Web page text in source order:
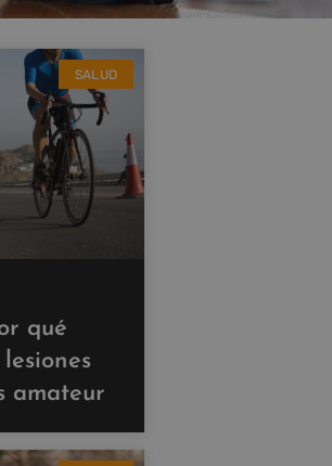
SALUD
qué
amateur